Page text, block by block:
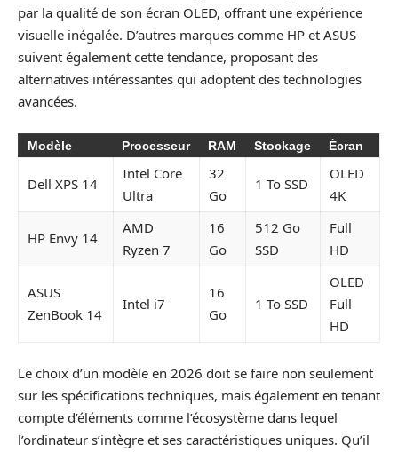
par la qualité de son écran OLED, offrant une expérience
visuelle inégalée. D’autres marques comme HP et ASUS
suivent également cette tendance, proposant des
alternatives intéressantes qui adoptent des technologies
avancées.
Modèle Processeur RAM Stockage Écran
Dell XPS 14
Intel Core
Ultra
32
Go
1 To SSD
OLED
4K
HP Envy 14
AMD
Ryzen 7
16
Go
512 Go
SSD
Full
HD
ASUS
ZenBook 14
Intel i7
16
Go
1 To SSD
OLED
Full
HD
Le choix d’un modèle en 2026 doit se faire non seulement
sur les spécifications techniques, mais également en tenant
compte d’éléments comme l’écosystème dans lequel
l’ordinateur s’intègre et ses caractéristiques uniques. Qu’il